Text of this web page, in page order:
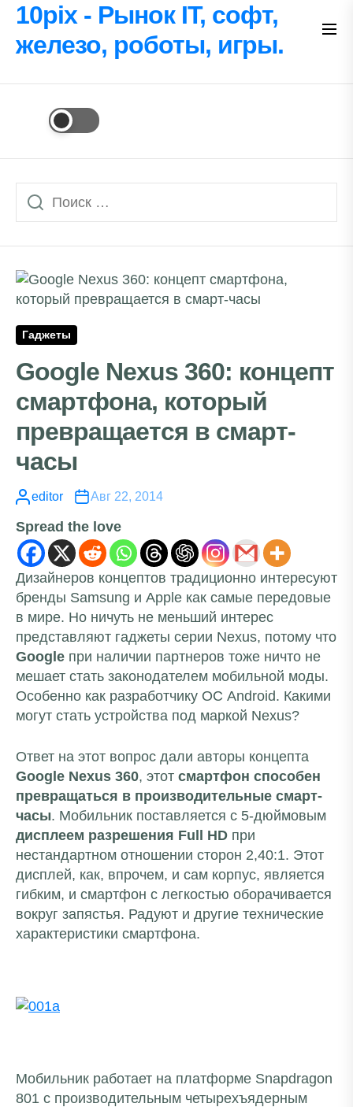
Перейти
содержимому
10pix - Рынок IT, софт,
железо, роботы, игры.
Гаджеты
Google Nexus 360: концепт
смартфона, который
превращается в смарт-
часы
editor Авг 22, 2014
Spread the love
Дизайнеров концептов традиционно интересуют
бренды Samsung и Apple как самые передовые
в мире. Но ничуть не меньший интерес
представляют гаджеты серии Nexus, потому что
Google при наличии партнеров тоже ничто не
мешает стать законодателем мобильной моды.
Особенно как разработчику ОС Android. Какими
могут стать устройства под маркой Nexus?
Ответ на этот вопрос дали авторы концепта
Google Nexus 360, этот смартфон способен
превращаться в производительные смарт-
часы. Мобильник поставляется с 5-дюймовым
дисплеем разрешения Full HD при
нестандартном отношении сторон 2,40:1. Этот
дисплей, как, впрочем, и сам корпус, является
гибким, и смартфон с легкостью оборачивается
вокруг запястья. Радуют и другие технические
характеристики смартфона.
Мобильник работает на платформе Snapdragon
801 с производительным четырехъядерным